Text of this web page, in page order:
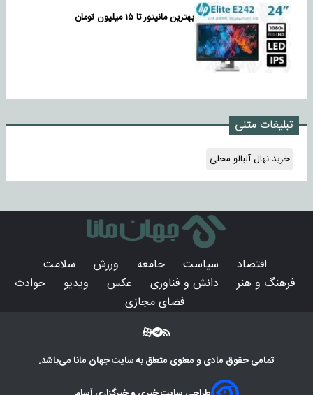
بهترین مانیتور تا ۱۵ میلیون تومان
تبلیغات متنی
خرید نهال آلبالو محلی
اقتصاد سیاست جامعه ورزش
سلامت
فرهنگ و هنر
دانش و فناوری عکس ویدیو
حوادث
فضای مجازی
تمامی حقوق مادی و معنوی متعلق به سایتجهان مانامی‌باشد.